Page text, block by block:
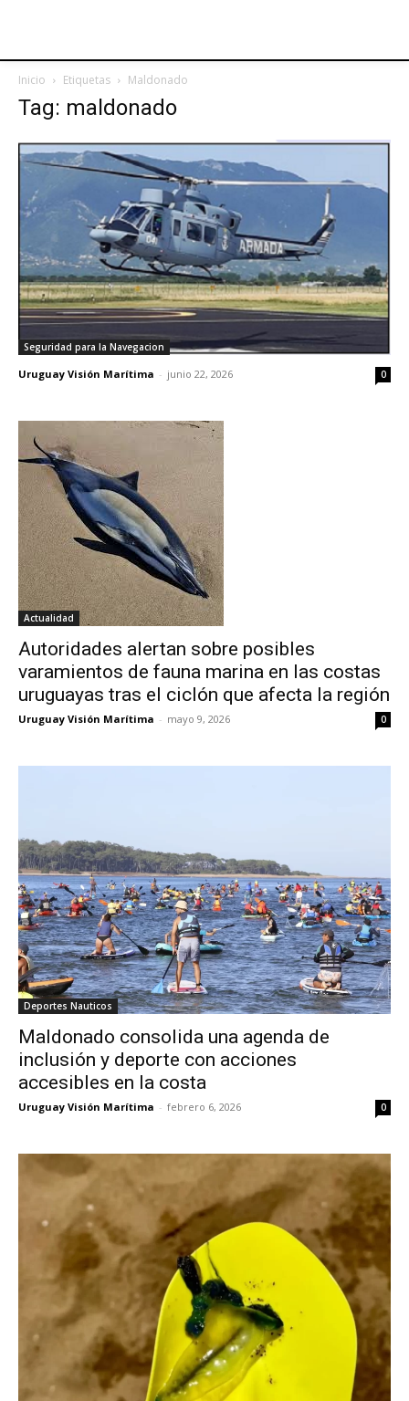
Inicio Etiquetas Maldonado
Tag: maldonado
Seguridad para la Navegacion
Uruguay Visión Marítima - junio 22, 2026 0
Actualidad
Autoridades alertan sobre posibles
varamientos de fauna marina en las costas
uruguayas tras el ciclón que afecta la región
Uruguay Visión Marítima - mayo 9, 2026 0
Deportes Nauticos
Maldonado consolida una agenda de
inclusión y deporte con acciones
accesibles en la costa
Uruguay Visión Marítima - febrero 6, 2026 0